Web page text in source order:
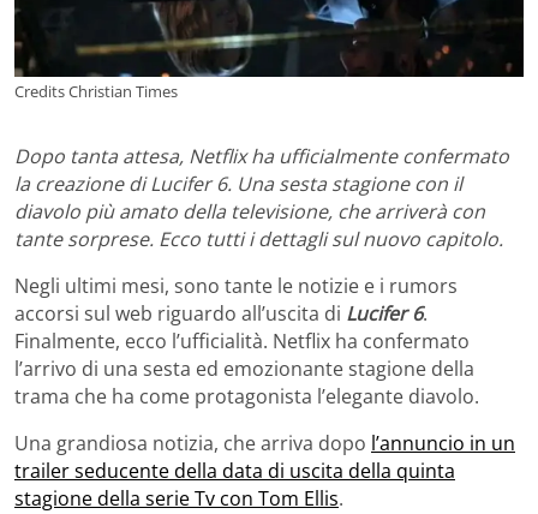
Credits Christian Times
Dopo tanta attesa, Netflix ha ufficialmente confermato
la creazione di Lucifer 6. Una sesta stagione con il
diavolo più amato della televisione, che arriverà con
tante sorprese. Ecco tutti i dettagli sul nuovo capitolo.
Negli ultimi mesi, sono tante le notizie e i rumors
accorsi sul web riguardo all’uscita di Lucifer 6.
Finalmente, ecco l’ufficialità. Netflix ha confermato
l’arrivo di una sesta ed emozionante stagione della
trama che ha come protagonista l’elegante diavolo.
Una grandiosa notizia, che arriva dopo l’annuncio in un
trailer seducente della data di uscita della quinta
stagione della serie Tv con Tom Ellis.